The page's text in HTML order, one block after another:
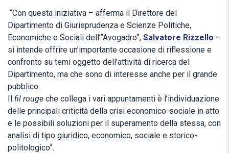
“Con questa iniziativa – afferma il Direttore del
Dipartimento di Giurisprudenza e Scienze Politiche,
Economiche e Sociali dell’”Avogadro”, Salvatore Rizzello –
si intende offrire un’importante occasione di riflessione e
confronto su temi oggetto dell’attività di ricerca del
Dipartimento, ma che sono di interesse anche per il grande
pubblico.
Il fil rouge che collega i vari appuntamenti è l’individuazione
delle principali criticità della crisi economico-sociale in atto
e le possibili soluzioni per il superamento della stessa, con
analisi di tipo giuridico, economico, sociale e storico-
politologico”.